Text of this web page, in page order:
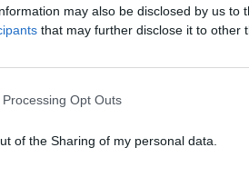
may also be disclosed by us to
that may further disclose it to other
Opt Outs
of the Sharing of my personal data.
Letra Triki